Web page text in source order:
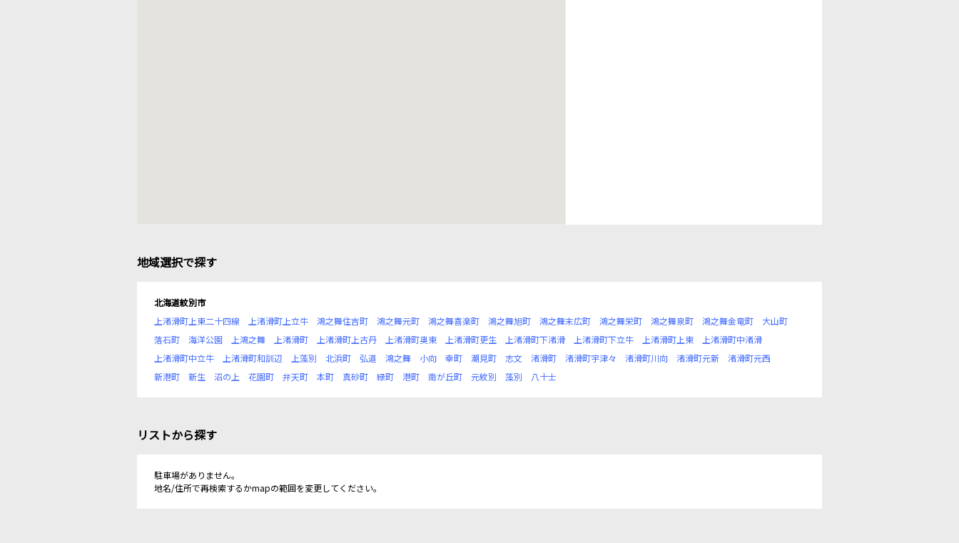
地域選択で探す
北海道紋別市
上渚滑町上東二十四線
上渚滑町上立牛 鴻之舞住吉町 鴻之舞元町 鴻之舞喜楽町 鴻之舞旭町 鴻之舞末広町 鴻之舞栄町 鴻之舞泉町 鴻之舞金竜町
大山町
落石町
海洋公園 上鴻之舞 上渚滑町 上渚滑町上古丹 上渚滑町奥東 上渚滑町更生 上渚滑町下渚滑 上渚滑町下立牛 上渚滑町上東
上渚滑町中渚滑
上渚滑町中立牛
上渚滑町和訓辺 上藻別 北浜町 弘道 鴻之舞 小向 幸町 潮見町 志文 渚滑町 渚滑町宇津々 渚滑町川向 渚滑町元新
渚滑町元西
新港町
新生 沼の上 花園町 弁天町 本町 真砂町 緑町 港町 南が丘町 元紋別 藻別 八十士
リストから探す
駐車場がありません。
地名/住所で再検索するかmapの範囲を変更してください。